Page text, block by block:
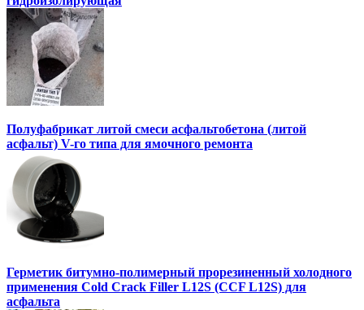
Полуфабрикат литой смеси асфальтобетона (литой
асфальт) V-го типа для ямочного ремонта
Герметик битумно-полимерный прорезиненный холодного
применения Cold Crack Filler L12S (ССF L12S) для
асфальта